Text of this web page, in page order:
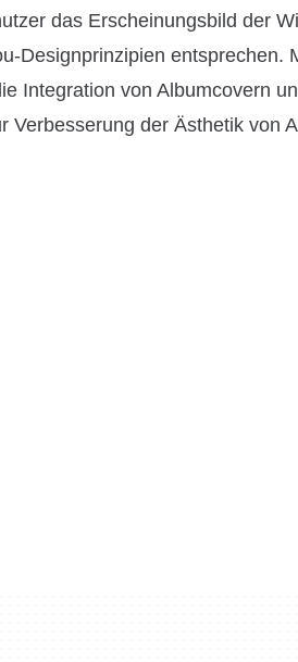
das Erscheinungsbild der
Designprinzipien entsprechen.
Integration von Albumcovern
der Ästhetik von